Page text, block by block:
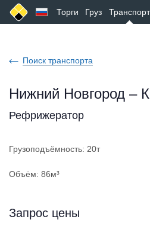
Торги Груз Транспорт
Поиск транспорта
Нижний Новгород –
Рефрижератор
Грузоподъёмность: 20т
Объём: 86м³
Запрос цены